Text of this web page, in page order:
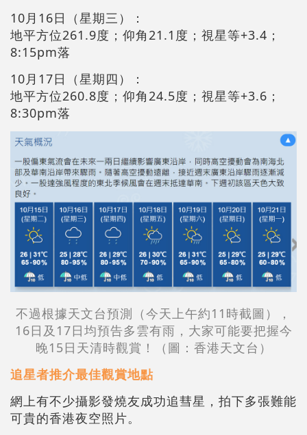
10月16日（星期三）：
地平方位261.9度；仰角21.1度；視星等+3.4；
8:15pm落
10月17日（星期四）：
地平方位260.8度；仰角24.5度；視星等+3.6；
8:30pm落
不過根據天文台預測（今天上午約11時截圖），
16日及17日均預告多雲有雨，大家可能要把握今
晚15日天清時觀賞！（圖：香港天文台）
追星者推介最佳觀賞地點
網上有不少攝影發燒友成功追彗星，拍下多張難能
可貴的香港夜空照片。